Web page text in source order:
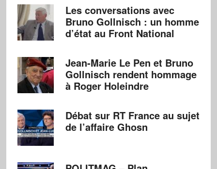
Les conversations avec
Bruno Gollnisch : un homme
d’état au Front National
Jean-Marie Le Pen et Bruno
Gollnisch rendent hommage
à Roger Holeindre
Débat sur RT France au sujet
de l’affaire Ghosn